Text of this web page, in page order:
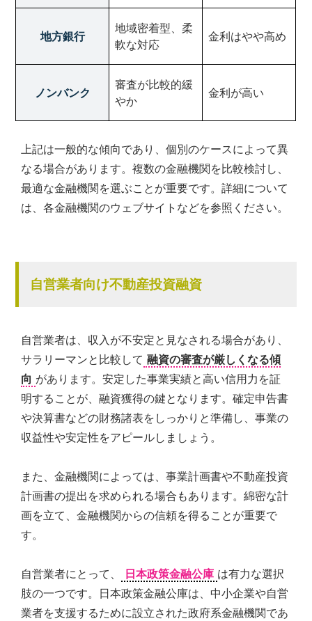
地方銀行
地域密着型、柔
軟な対応
金利はやや高め
ノンバンク
審査が比較的緩
やか
金利が高い
上記は一般的な傾向であり、個別のケースによって異
なる場合があります。複数の金融機関を比較検討し、
最適な金融機関を選ぶことが重要です。詳細について
は、各金融機関のウェブサイトなどを参照ください。
自営業者向け不動産投資融資
自営業者は、収入が不安定と見なされる場合があり、
サラリーマンと比較して 融資の審査が厳しくなる傾
向 があります。安定した事業実績と高い信用力を証
明することが、融資獲得の鍵となります。確定申告書
や決算書などの財務諸表をしっかりと準備し、事業の
収益性や安定性をアピールしましょう。
また、金融機関によっては、事業計画書や不動産投資
計画書の提出を求められる場合もあります。綿密な計
画を立て、金融機関からの信頼を得ることが重要で
す。
自営業者にとって、 日本政策金融公庫 は有力な選択
肢の一つです。日本政策金融公庫は、中小企業や自営
業者を支援するために設立された政府系金融機関であ